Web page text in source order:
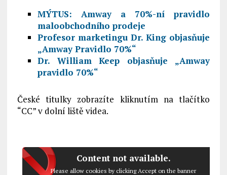
MÝTUS: Amway a 70%-ní pravidlo
maloobchodního prodeje
Profesor marketingu Dr. King objasňuje
„Amway Pravidlo 70%“
Dr. William Keep objasňuje „Amway
pravidlo 70%“
České titulky zobrazíte kliknutím na tlačítko
“CC” v dolní liště videa.
Content not available.
Please allow cookies by clicking Accept on the banner